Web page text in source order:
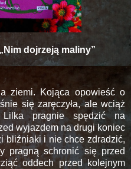
dojrzeją maliny”
ziemi. Kojąca opowieść o
się zaręczyła, ale wciąż
Lilka pragnie spędzić na
wyjazdem na drugi koniec
bliźniaki i nie chce zdradzić,
pragną schronić się przed
oddech przed kolejnym